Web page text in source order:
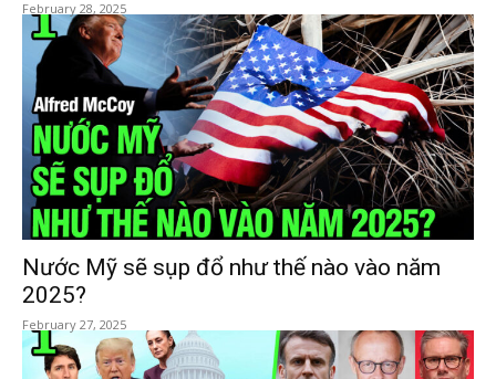
February 28, 2025
Nước Mỹ sẽ sụp đổ như thế nào vào năm
2025?
February 27, 2025